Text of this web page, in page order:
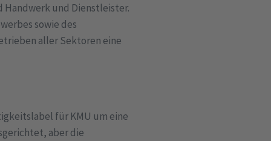
Handwerk und Dienstleister.
sowie des
aller Sektoren eine
für KMU um eine
aber die